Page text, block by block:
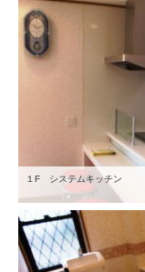
１F システムキッチン